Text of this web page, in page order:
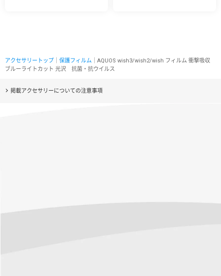
アクセサリートップ 保護フィルム ｜AQUOS wish3/wish2/wish フィルム 衝撃吸収
ブルーライトカット 光沢 抗菌・抗ウイルス
掲載アクセサリーについての注意事項